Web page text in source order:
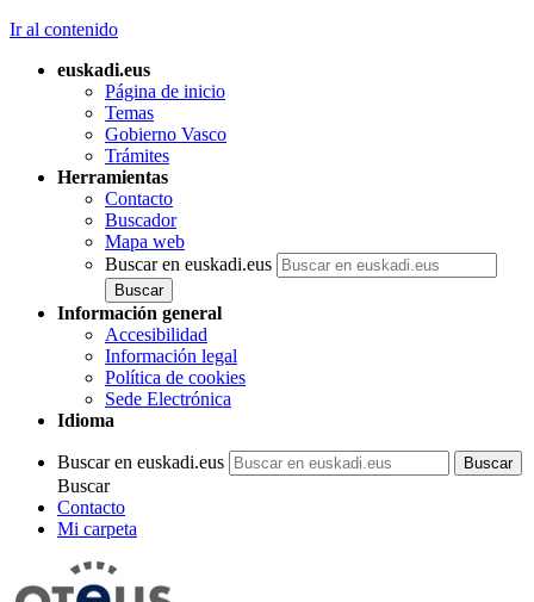
Ir al contenido
euskadi.eus
Página de inicio
Temas
Gobierno Vasco
Trámites
Herramientas
Contacto
Buscador
Mapa web
Buscar en euskadi.eus
Información general
Accesibilidad
Información legal
Política de cookies
Sede Electrónica
Idioma
Buscar en euskadi.eus
Buscar
Contacto
Mi carpeta